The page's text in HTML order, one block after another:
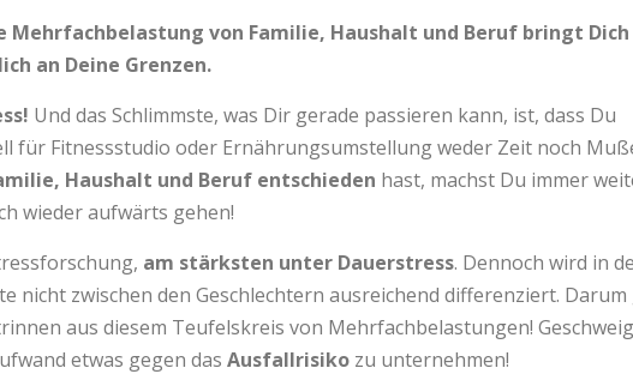
Mehrfachbelastung von Familie, Haushalt und Beruf bringt Dich
an Deine Grenzen.
Und das Schlimmste, was Dir gerade passieren kann, ist, dass Du
für Fitnessstudio oder Ernährungsumstellung weder Zeit noch
Haushalt und Beruf entschieden hast, machst Du immer
wieder aufwärts gehen!
am stärksten unter Dauerstress. Dennoch wird in
nicht zwischen den Geschlechtern ausreichend differenziert. Darum
aus diesem Teufelskreis von Mehrfachbelastungen!
etwas gegen das Ausfallrisiko zu unternehmen!